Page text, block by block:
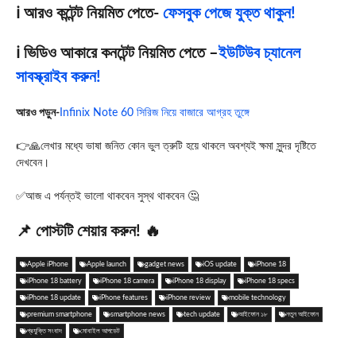
ℹ️ আরও কন্টেন্ট নিয়মিত পেতে- ফেসবুক পেজে যুক্ত থাকুন!
ℹ️ ভিডিও আকারে কনটেন্ট নিয়মিত পেতে –ইউটিউব চ্যানেল
সাবস্ক্রাইব করুন!
আরও পড়ুন- Infinix Note 60 সিরিজ নিয়ে বাজারে আগ্রহ তুঙ্গে
👉🙏লেখার মধ্যে ভাষা জনিত কোন ভুল ত্রুটি হয়ে থাকলে অবশ্যই ক্ষমা সুন্দর দৃষ্টিতে
দেখবেন।
✅আজ এ পর্যন্তই ভালো থাকবেন সুস্থ থাকবেন 🤔
📌 পোস্টটি শেয়ার করুন! 🔥
Apple iPhone Apple launch gadget news iOS update iPhone 18
iPhone 18 battery iPhone 18 camera iPhone 18 display iPhone 18 specs
iPhone 18 update iPhone features iPhone review mobile technology
premium smartphone smartphone news tech update আইফোন ১৮ নতুন আইফোন
প্রযুক্তি সংবাদ মোবাইল আপডেট